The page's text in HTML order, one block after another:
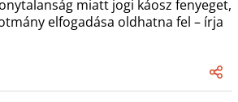
miatt jogi káosz fenyeget,
elfogadása oldhatna fel – írja